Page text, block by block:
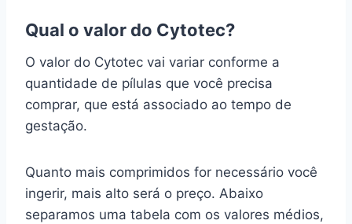
Qual o valor do Cytotec?
O valor do Cytotec vai variar conforme a
quantidade de pílulas que você precisa
comprar, que está associado ao tempo de
gestação.
Quanto mais comprimidos for necessário você
ingerir, mais alto será o preço. Abaixo
separamos uma tabela com os valores médios,